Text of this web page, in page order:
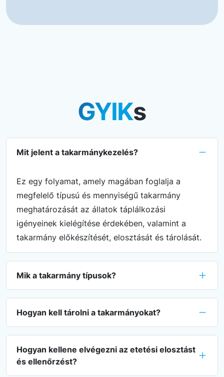
GYIKs
Mit jelent a takarmánykezelés?
Ez egy folyamat, amely magában foglalja a
megfelelő típusú és mennyiségű takarmány
meghatározását az állatok táplálkozási
igényeinek kielégítése érdekében, valamint a
takarmány előkészítését, elosztását és tárolását.
Mik a takarmány típusok?
Hogyan kell tárolni a takarmányokat?
Hogyan kellene elvégezni az etetési elosztást
és ellenőrzést?